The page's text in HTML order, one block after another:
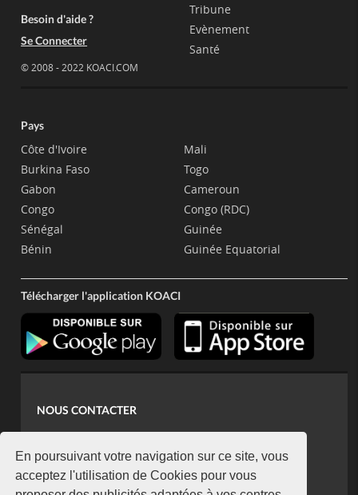
En poursuivant votre navigation sur ce site, vous
acceptez l'utilisation de Cookies pour vous
Besoin d'aide ?
Se Connecter
© 2008 - 2022 KOACI.COM
Tribune
Evènement
Santé
Pays
Côte d'Ivoire
Burkina Faso
Gabon
Congo
Sénégal
Bénin
Mali
Togo
Cameroun
Congo (RDC)
Guinée
Guinée Equatorial
Télécharger l'application KOACI
NOUS CONTACTER
koaci@yahoo.fr
+225 07 08 85 52 93